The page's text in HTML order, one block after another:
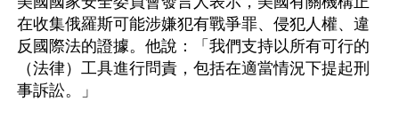
在收集俄羅斯可能涉嫌犯有戰爭罪、侵犯人權、違
反國際法的證據。他說：「我們支持以所有可行的
（法律）工具進行問責，包括在適當情況下提起刑
事訴訟。」